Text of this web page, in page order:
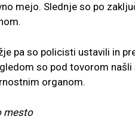
mejo. Slednje so po
pa so policisti ustavili in
so pod tovorom
organom.
mesto